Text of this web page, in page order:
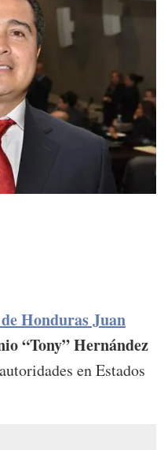
Honduras Juan
“Tony” Hernández
en Estados